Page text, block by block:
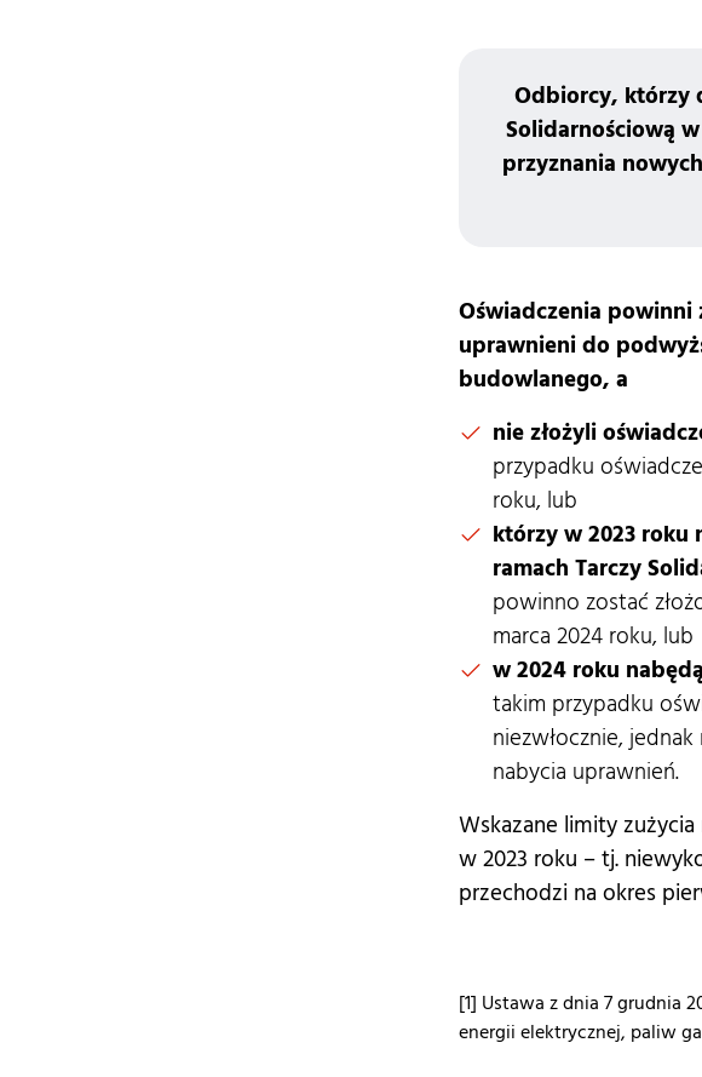
Odbiorcy, którzy
Solidarnościową
przyznania
Oświadczenia
uprawnieni do
budowlanego, a
nie złożyli
przypadku
roku, lub
którzy w 2023
ramach Tarczy
powinno zostać
marca 2024 roku, lub
w 2024 roku
takim przypadku
niezwłocznie,
nabycia uprawnień.
Wskazane limity
w 2023 roku – tj.
przechodzi na okres
[1] Ustawa z dnia 7 grudnia
energii elektrycznej, paliw